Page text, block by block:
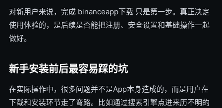
对新用户来说，完成 binanceapp下载 只是第一步。真正决定
使用体验的，是后续是否能把注册、安全设置和基础操作一起
做好。
新手安装前后最容易踩的坑
在实际操作中，很多问题并不是App本身造成的，而是用户在
下载和安装环节走了弯路。比如通过搜索引擎点进来历不明的